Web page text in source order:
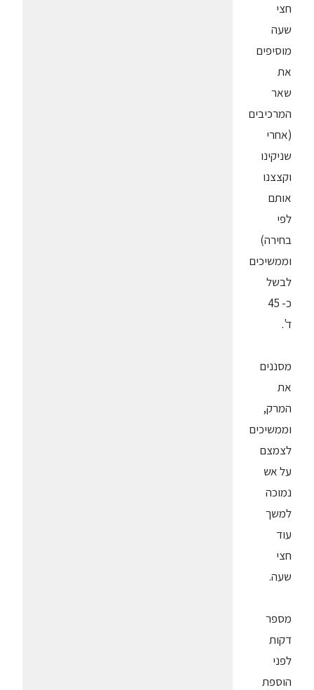
חצי
שעה
מוסיפים
את
שאר
המרכיבים
(אחרי
שניקינו
וקצצנו
אותם
לפי
בחירה)
וממשיכים
לבשל
כ- 45
ד'.
מסננים
את
המרק,
וממשיכים
לצמצם
על אש
נמוכה
למשך
עוד
חצי
שעה.
מספר
דקות
לפני
הוספת